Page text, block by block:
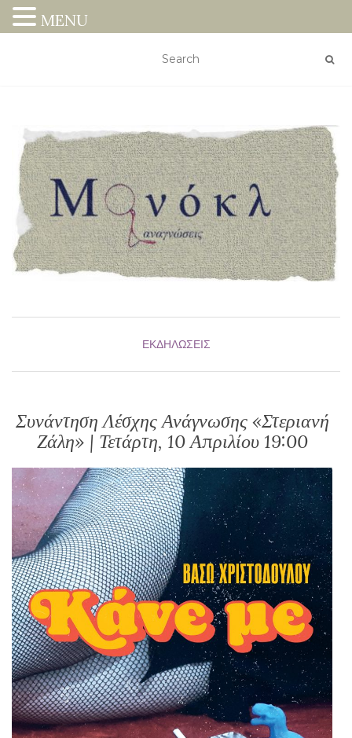
ΕΚΔΗΛΏΣΕΙΣ
Συνάντηση Λέσχης Ανάγνωσης «Στεριανή
Ζάλη» | Τετάρτη, 10 Απριλίου 19:00
MENU